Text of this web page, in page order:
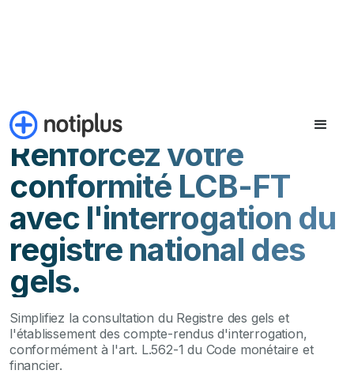
REGISTRE DES GELS (FR)
Renforcez votre
conformité LCB-FT
avec l'interrogation du
registre national des
gels.
Simplifiez la consultation du Registre des gels et
l'établissement des compte-rendus d'interrogation,
conformément à l'art. L.562-1 du Code monétaire et
financier.